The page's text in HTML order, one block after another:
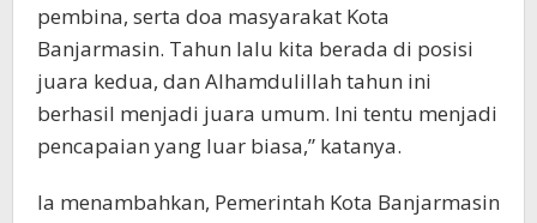
pembina, serta doa masyarakat Kota
Banjarmasin. Tahun lalu kita berada di posisi
juara kedua, dan Alhamdulillah tahun ini
berhasil menjadi juara umum. Ini tentu menjadi
pencapaian yang luar biasa,” katanya.
Ia menambahkan, Pemerintah Kota Banjarmasin